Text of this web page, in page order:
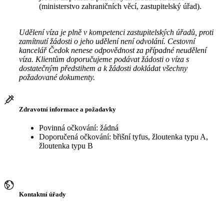
(ministerstvo zahraničních věcí, zastupitelský úřad).
Udělení víza je plně v kompetenci zastupitelských úřadů, proti
zamítnutí žádosti o jeho udělení není odvolání. Cestovní
kancelář Čedok nenese odpovědnost za případné neudělení
víza. Klientům doporučujeme podávat žádosti o víza s
dostatečným předstihem a k žádosti dokládat všechny
požadované dokumenty.
Zdravotní informace a požadavky
Povinná očkování: žádná
Doporučená očkování: břišní tyfus, žloutenka typu A,
žloutenka typu B
Kontaktní úřady